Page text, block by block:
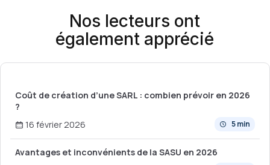
Nos lecteurs ont
également apprécié
Coût de création d’une SARL : combien prévoir en 2026
?
5 min
16 février 2026
Avantages et inconvénients de la SASU en 2026